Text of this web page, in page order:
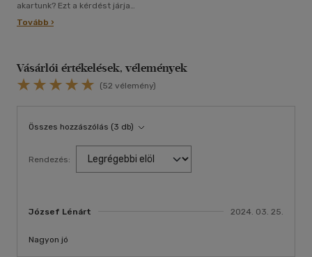
akartunk? Ezt a kérdést járja
a végén című kötet.
Tovább ›
Vásárlói értékelések, vélemények
(52 vélemény)
Összes hozzászólás (3 db)
Rendezés:
József Lénárt 2024. 03. 25.
Nagyon jó